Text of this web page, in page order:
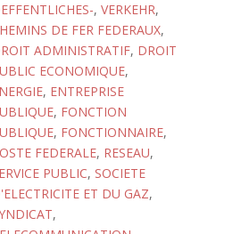
, VERKEHR,
DE FER FEDERAUX,
ADMINISTRATIF, DROIT
ECONOMIQUE,
, ENTREPRISE
, FONCTION
, FONCTIONNAIRE,
FEDERALE, RESEAU,
PUBLIC, SOCIETE
ET DU GAZ,
,